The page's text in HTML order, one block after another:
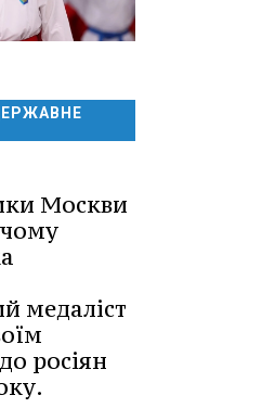
Москви
медаліст
росіян